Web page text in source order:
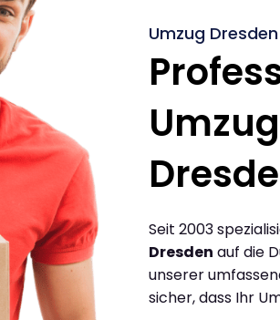
Umzug
Seit 2003
Dresden auf die
unserer
sicher, dass Ihr